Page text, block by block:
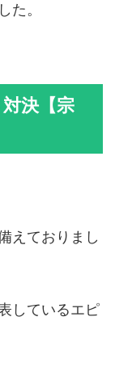
た。
決【宗
えておりまし
しているエピ